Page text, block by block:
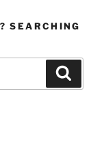
SEARCHING